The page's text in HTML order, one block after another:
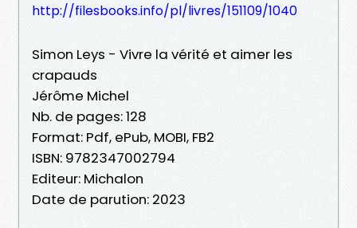
http://filesbooks.info/pl/livres/151109/1040
Simon Leys - Vivre la vérité et aimer les
crapauds
Jérôme Michel
Nb. de pages: 128
Format: Pdf, ePub, MOBI, FB2
ISBN: 9782347002794
Editeur: Michalon
Date de parution: 2023